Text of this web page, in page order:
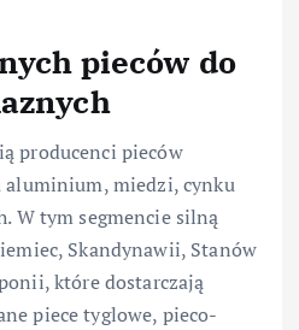
pieców do
producenci pieców
miedzi, cynku
W tym segmencie silną
Skandynawii, Stanów
które dostarczają
piece tyglowe, pieco-